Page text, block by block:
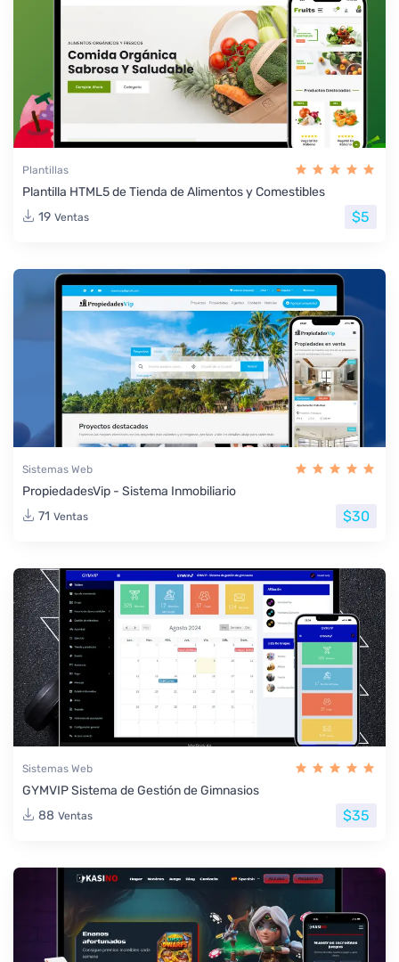
Plantillas
Plantilla HTML5 de Tienda de Alimentos y Comestibles
19 Ventas $5
Sistemas Web
PropiedadesVip - Sistema Inmobiliario
71 Ventas $30
Sistemas Web
GYMVIP Sistema de Gestión de Gimnasios
88 Ventas $35